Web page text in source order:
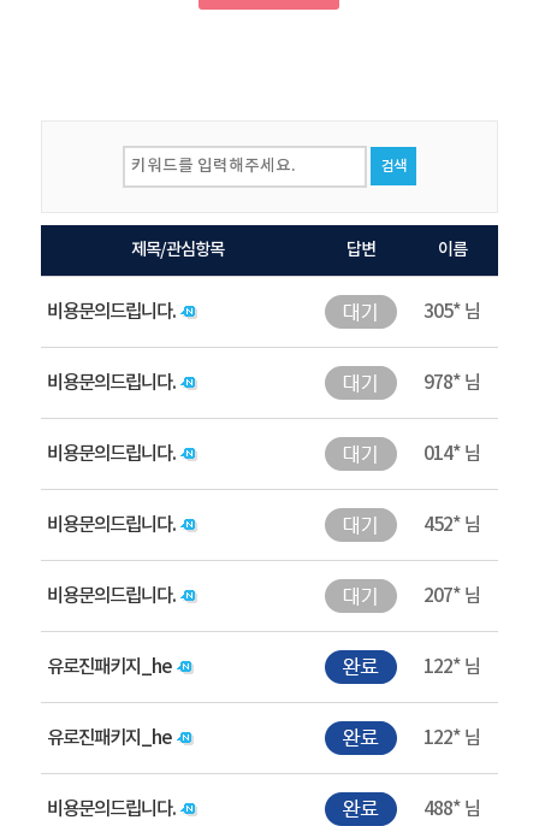
검색
제목/관심항목 답변 이름
비용문의드립니다. 305* 님
비용문의드립니다. 978* 님
비용문의드립니다. 014* 님
비용문의드립니다. 452* 님
비용문의드립니다. 207* 님
유로진패키지_he 122* 님
유로진패키지_he 122* 님
비용문의드립니다. 488* 님